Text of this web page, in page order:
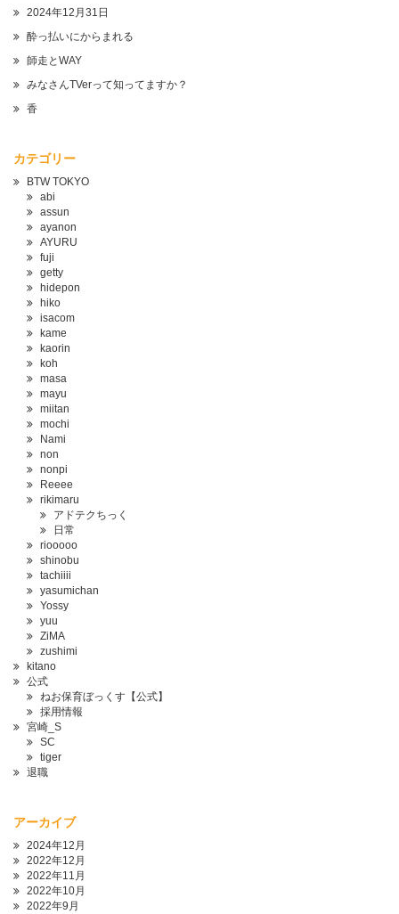
2024年12月31日
酔っ払いにからまれる
師走とWAY
みなさんTVerって知ってますか？
香
カテゴリー
BTW TOKYO
abi
assun
ayanon
AYURU
fuji
getty
hidepon
hiko
isacom
kame
kaorin
koh
masa
mayu
miitan
mochi
Nami
non
nonpi
Reeee
rikimaru
アドテクちっく
日常
riooooo
shinobu
tachiiii
yasumichan
Yossy
yuu
ZiMA
zushimi
kitano
公式
ねお保育ぼっくす【公式】
採用情報
宮崎_S
SC
tiger
退職
アーカイブ
2024年12月
2022年12月
2022年11月
2022年10月
2022年9月